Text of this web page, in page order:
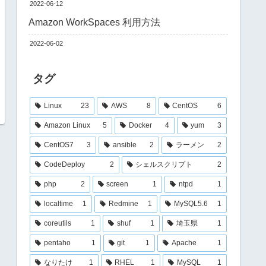
2022-06-12
Amazon WorkSpaces 利用方法
2022-06-02
タグ
Linux 23 AWS 8 CentOS 6
Amazon Linux 5 Docker 4 yum 3
CentOS7 3 ansible 2 ラーメン 2
CodeDeploy 2 シェルスクリプト 2
php 2 screen 1 ntpd 1
localtime 1 Redmine 1 MySQL5.6 1
coreutils 1 shuf 1 埼玉県 1
pentaho 1 git 1 Apache 1
なりたけ 1 RHEL 1 MySQL 1